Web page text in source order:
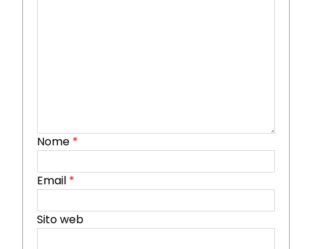
Nome *
Email *
Sito web